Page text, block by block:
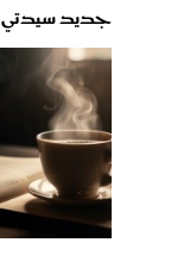
جديد سيدتي